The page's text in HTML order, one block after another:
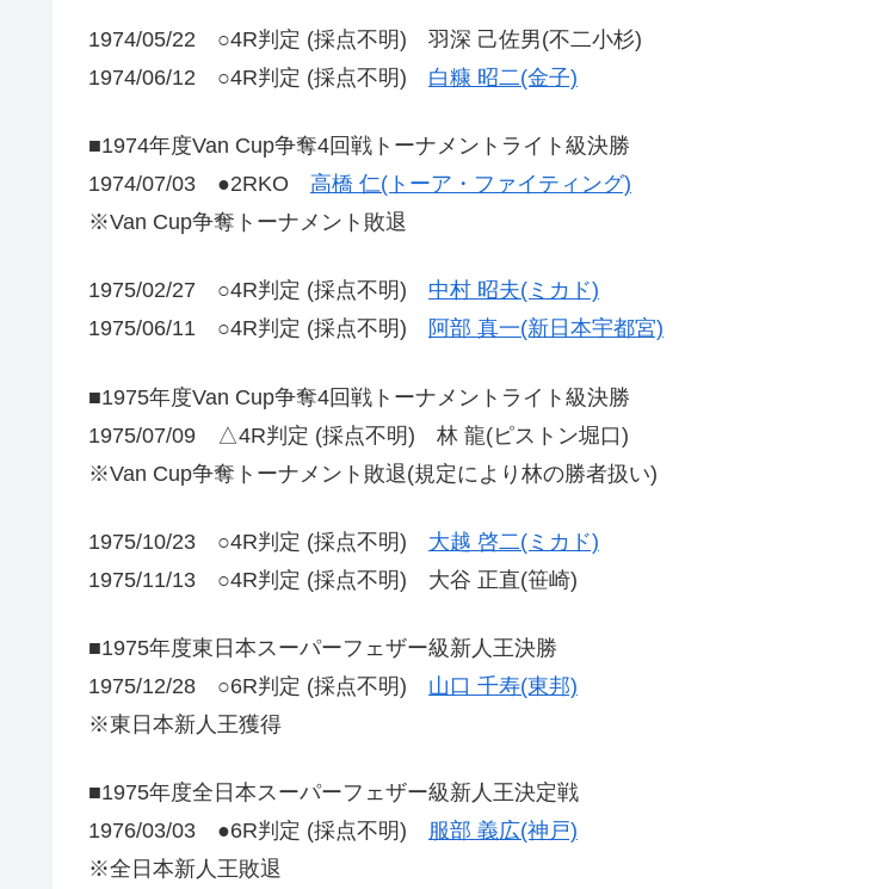
1974/05/22 ○4R判定 (採点不明) 羽深 己佐男(不二小杉)
1974/06/12 ○4R判定 (採点不明) 白糠 昭二(金子)
■1974年度Van Cup争奪4回戦トーナメントライト級決勝
1974/07/03 ●2RKO 高橋 仁(トーア・ファイティング)
※Van Cup争奪トーナメント敗退
1975/02/27 ○4R判定 (採点不明) 中村 昭夫(ミカド)
1975/06/11 ○4R判定 (採点不明)
阿部 真一(新日本宇都宮)
■1975年度Van Cup争奪4回戦トーナメントライト級決勝
1975/07/09 △4R判定 (採点不明) 林 龍(ピストン堀口)
※Van Cup争奪トーナメント敗退(規定により林の勝者扱い)
1975/10/23 ○4R判定 (採点不明) 大越 啓二(ミカド)
1975/11/13 ○4R判定 (採点不明) 大谷 正直(笹崎)
■1975年度東日本スーパーフェザー級新人王決勝
1975/12/28 ○6R判定 (採点不明) 山口 千寿(東邦)
※東日本新人王獲得
■1975年度全日本スーパーフェザー級新人王決定戦
1976/03/03 ●6R判定 (採点不明) 服部 義広(神戸)
※全日本新人王敗退